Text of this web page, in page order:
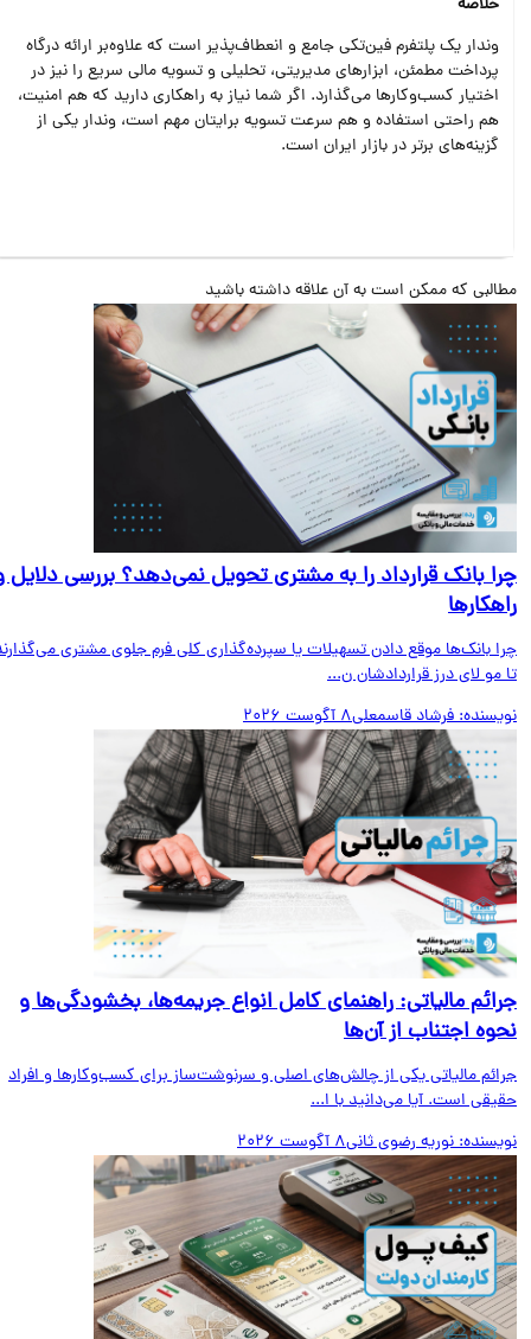
خلاصه
وندار یک پلتفرم فین‌تکی جامع و انعطاف‌پذیر است که علاوه‌بر ارائه درگاه
پرداخت مطمئن، ابزارهای مدیریتی، تحلیلی و تسویه مالی سریع را نیز در
اختیار کسب‌وکارها می‌گذارد. اگر شما نیاز به راهکاری دارید که هم امنیت،
هم راحتی استفاده و هم سرعت تسویه برایتان مهم است، وندار یکی از
گزینه‌های برتر در بازار ایران است.
که ممکن است به آن علاقه داشته باشید
بانک قرارداد را به مشتری تحویل نمی‌دهد؟ بررسی دلایل و
بانک‌ها موقع دادن تسهیلات یا سپرده‌گذاری کلی فرم جلوی مشتری می‌گذارند
مو لای درز قراردادشان ن...
فرشاد قاسمعلی8 آگوست 2026
مالیاتی: راهنمای کامل انواع جریمه‌ها، بخشودگی‌ها و
اجتناب از آن‌ها
مالیاتی یکی از چالش‌های اصلی و سرنوشت‌ساز برای کسب‌وکارها و افراد
است. آیا می‌دانید با ا...
نوریه رضوی ثانی8 آگوست 2026